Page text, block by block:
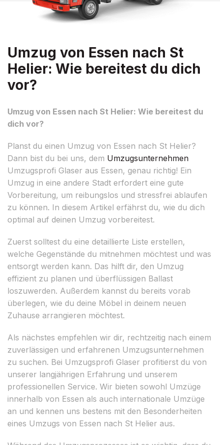
Umzug von Essen nach St
Helier: Wie bereitest du dich
vor?
Umzug von Essen nach St Helier: Wie bereitest du
dich vor?
Planst du einen Umzug von Essen nach St Helier?
Dann bist du bei uns, dem Umzugsunternehmen
Umzugsprofi Glaser aus Essen, genau richtig! Ein
Umzug in eine andere Stadt erfordert eine gute
Vorbereitung, um reibungslos und stressfrei ablaufen
zu können. In diesem Artikel erfährst du, wie du dich
optimal auf deinen Umzug vorbereitest.
Zuerst solltest du eine detaillierte Liste erstellen,
welche Gegenstände du mitnehmen möchtest und was
entsorgt werden kann. Das hilft dir, den Umzug
effizient zu planen und überflüssigen Ballast
loszuwerden. Außerdem kannst du bereits vorab
überlegen, wie du deine Möbel in deinem neuen
Zuhause arrangieren möchtest.
Als nächstes empfehlen wir dir, rechtzeitig nach einem
zuverlässigen und erfahrenen Umzugsunternehmen
zu suchen. Bei Umzugsprofi Glaser profitierst du von
unserer langjährigen Erfahrung und unserem
professionellen Service. Wir bieten sowohl Umzüge
innerhalb von Essen als auch internationale Umzüge
an und kennen uns bestens mit den Besonderheiten
eines Umzugs von Essen nach St Helier aus.